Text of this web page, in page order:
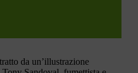
da un’illustrazione